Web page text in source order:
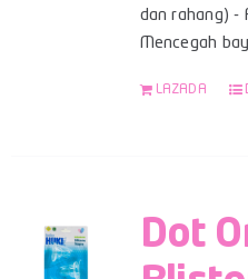
dan rahang) -
Mencegah
LAZADA
Dot